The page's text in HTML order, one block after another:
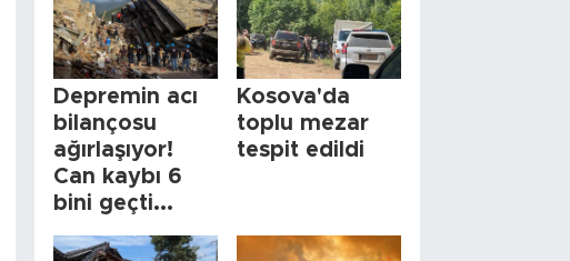
Depremin acı
bilançosu
ağırlaşıyor!
Can kaybı 6
bini geçti...
Kosova'da
toplu mezar
tespit edildi